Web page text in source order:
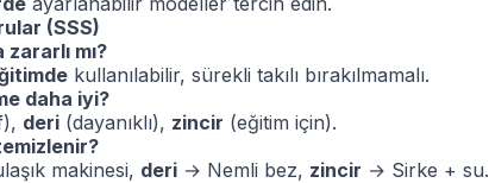
(SSS)
mı?
kullanılabilir, sürekli takılı bırakılmamalı.
daha iyi?
deri (dayanıklı), zincir (eğitim için).
makinesi, deri → Nemli bez, zincir → Sirke + su.